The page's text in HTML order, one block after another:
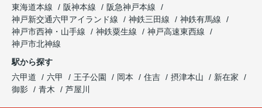
東海道本線
阪神本線
阪急神戸本線
神戸新交通六甲アイランド線
神鉄三田線
神鉄有馬線
神戸市西神・山手線
神鉄粟生線
神戸高速東西線
神戸市北神線
駅から探す
六甲道
六甲 王子公園 岡本 住吉 摂津本山
新在家
御影
青木 芦屋川